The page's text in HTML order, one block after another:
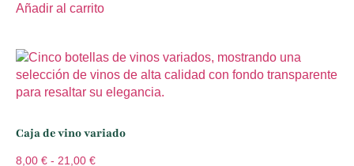
Añadir al carrito
Caja de vino variado
8,00 € - 21,00 €